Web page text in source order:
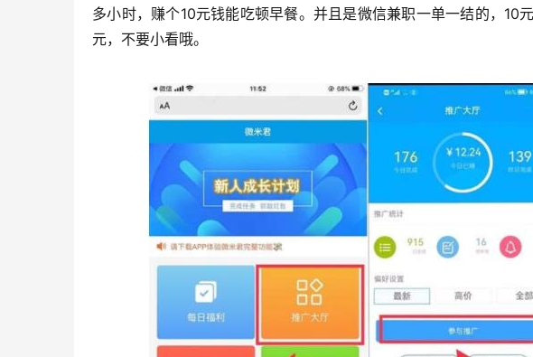
多小时，赚个10元钱能吃顿早餐。并且是微信兼职一单一结的，
元，不要小看哦。